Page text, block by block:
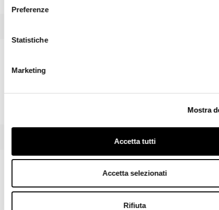
Preferenze
Statistiche
Marketing
Mostra
Accetta tutti
Accetta selezionati
Rifiuta